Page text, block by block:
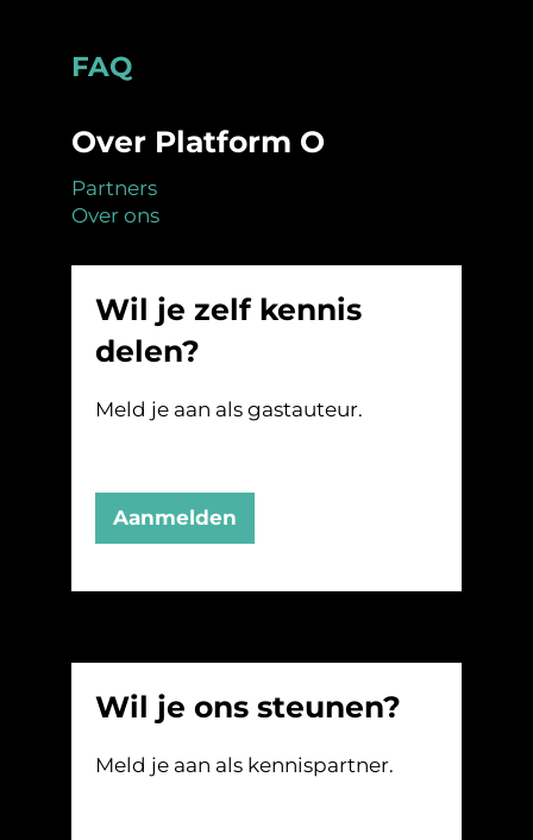
Footer
FAQ
Over Platform O
Partners
Over ons
Wil je zelf kennis
delen?
Meld je aan als gastauteur.
Aanmelden
Wil je ons steunen?
Meld je aan als kennispartner.